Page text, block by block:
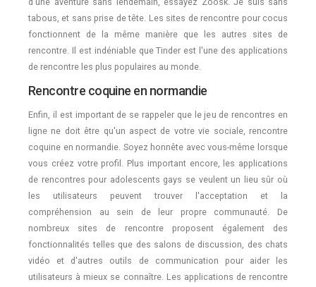
tabous, et sans prise de tête. Les sites de rencontre pour cocus
fonctionnent de la même manière que les autres sites de
rencontre. Il est indéniable que Tinder est l'une des applications
de rencontre les plus populaires au monde.
Rencontre coquine en normandie
Enfin, il est important de se rappeler que le jeu de rencontres en
ligne ne doit être qu'un aspect de votre vie sociale, rencontre
coquine en normandie. Soyez honnête avec vous-même lorsque
vous créez votre profil. Plus important encore, les applications
de rencontres pour adolescents gays se veulent un lieu sûr où
les utilisateurs peuvent trouver l'acceptation et la
compréhension au sein de leur propre communauté. De
nombreux sites de rencontre proposent également des
fonctionnalités telles que des salons de discussion, des chats
vidéo et d'autres outils de communication pour aider les
utilisateurs à mieux se connaître. Les applications de rencontre